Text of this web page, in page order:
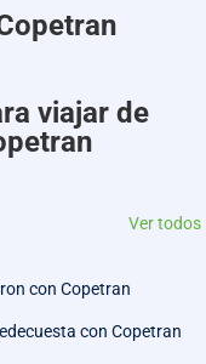
viajar de
Ver todos
con Copetran
con Copetran